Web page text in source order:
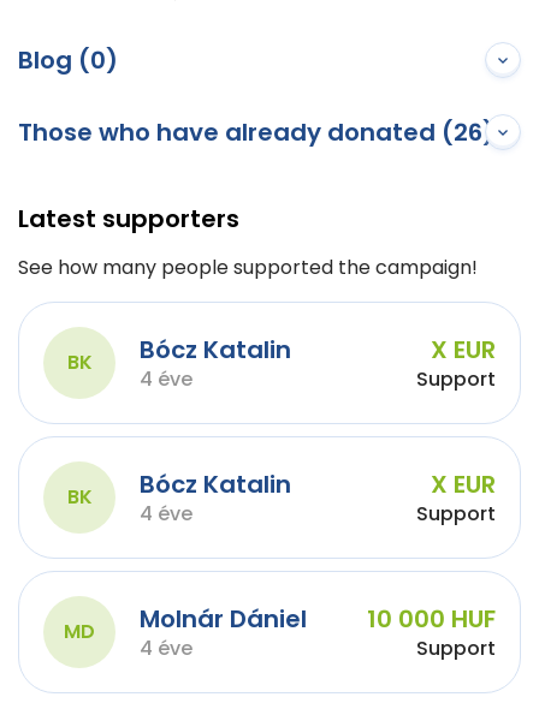
Blog (0)
Those who have already donated (26)
Latest supporters
See how many people supported the campaign!
BK Bócz Katalin
4 éve
X EUR
Support
BK Bócz Katalin
4 éve
X EUR
Support
MD Molnár Dániel
4 éve
10 000 HUF
Support